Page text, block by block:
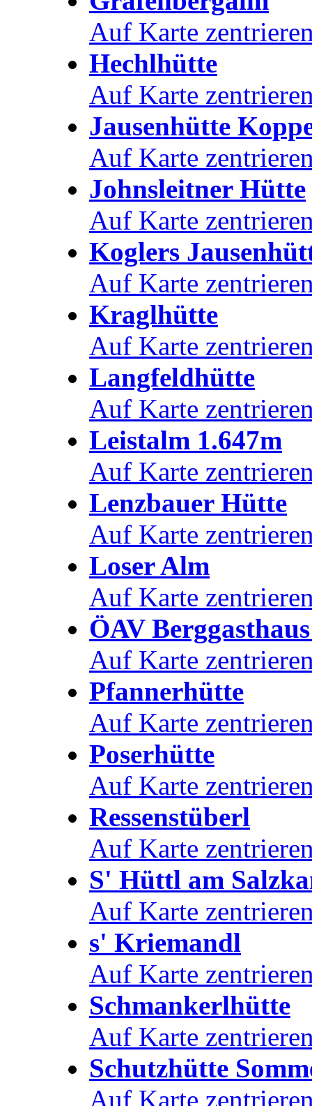
Auf Karte
Hechlhütte
Auf Karte
Jausenhütte
Auf Karte
Johnsleitner Hütte
Auf Karte
Koglers
Auf Karte
Kraglhütte
Auf Karte
Langfeldhütte
Auf Karte
Leistalm 1.647m
Auf Karte
Lenzbauer Hütte
Auf Karte
Loser Alm
Auf Karte
ÖAV
Auf Karte
Pfannerhütte
Auf Karte
Poserhütte
Auf Karte
Ressenstüberl
Auf Karte
S' Hüttl am
Auf Karte
s' Kriemandl
Auf Karte
Schmankerlhütte
Auf Karte
Schutzhütte
Auf Karte